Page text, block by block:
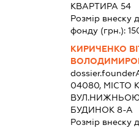
КВАРТИРА 54
Розмір внеску
фонду (грн.):
КИРИЧЕНКО
04080, МІСТО
БУДИНОК 8-А
Розмір внеску